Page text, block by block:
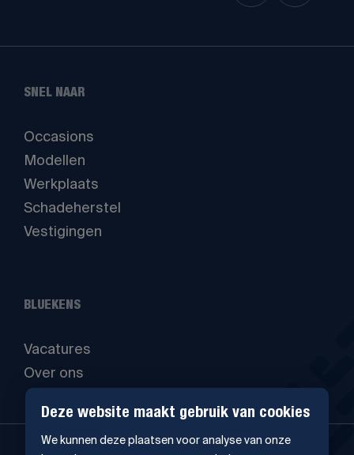
Deze website maakt gebruik van cookies
We kunnen deze plaatsen voor analyse van onze
SNEL NAAR
Occasions
Modellen
Werkplaats
Schadeherstel
Vestigingen
BLUEKENS
Vacatures
Over ons